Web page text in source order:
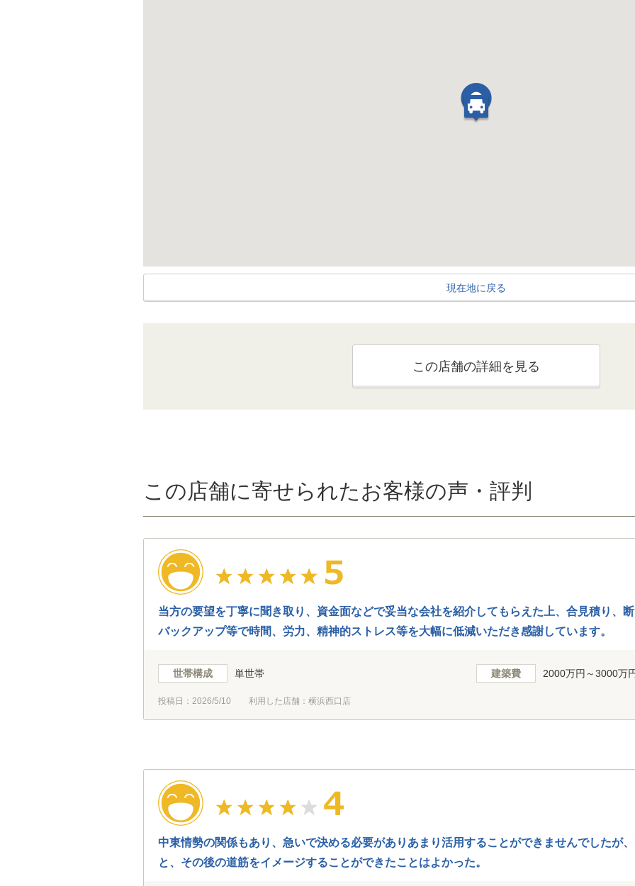
現在地に戻る
この店舗の詳細を見る
この店舗に寄せられたお客様の声・評判
当方の要望を丁寧に聞き取り、資金面などで妥当な会社を紹介してもらえた上、合見積り、
バックアップ等で時間、労力、精神的ストレス等を大幅に低減いただき感謝しています。
世帯構成 単世帯 建築費 2000万円～3000万
投稿日： 2026/5/10 利用した店舗：横浜西口店
中東情勢の関係もあり、急いで決める必要がありあまり活用することができませんでしたが
と、その後の道筋をイメージすることができたことはよかった。